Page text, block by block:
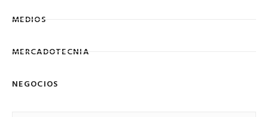
MEDIOS
MERCADOTECNIA
NEGOCIOS